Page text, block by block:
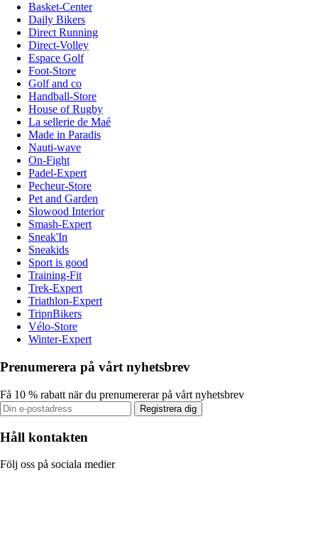
Basket-Center
Daily Bikers
Direct Running
Direct-Volley
Espace Golf
Foot-Store
Golf and co
Handball-Store
House of Rugby
La sellerie de Maé
Made in Paradis
Nauti-wave
On-Fight
Padel-Expert
Pecheur-Store
Pet and Garden
Slowood Interior
Smash-Expert
Sneak'In
Sneakids
Sport is good
Training-Fit
Trek-Expert
Triathlon-Expert
TripnBikers
Vélo-Store
Winter-Expert
Prenumerera på vårt nyhetsbrev
Få 10 % rabatt när du prenumererar på vårt nyhetsbrev
Registrera dig
Håll kontakten
Följ oss på sociala medier